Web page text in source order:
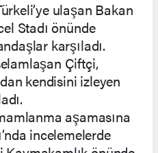
ulaşan Bakan
Stadı önünde
karşıladı.
Çiftçi,
kendisini izleyen
aşamasına
incelemelerde